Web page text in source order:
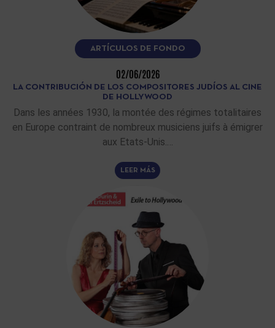
ARTÍCULOS DE FONDO
02/06/2026
LA CONTRIBUCIÓN DE LOS COMPOSITORES JUDÍOS AL CINE
DE HOLLYWOOD
Dans les années 1930, la montée des régimes totalitaires
en Europe contraint de nombreux musiciens juifs à émigrer
aux Etats-Unis.…
LEER MÁS